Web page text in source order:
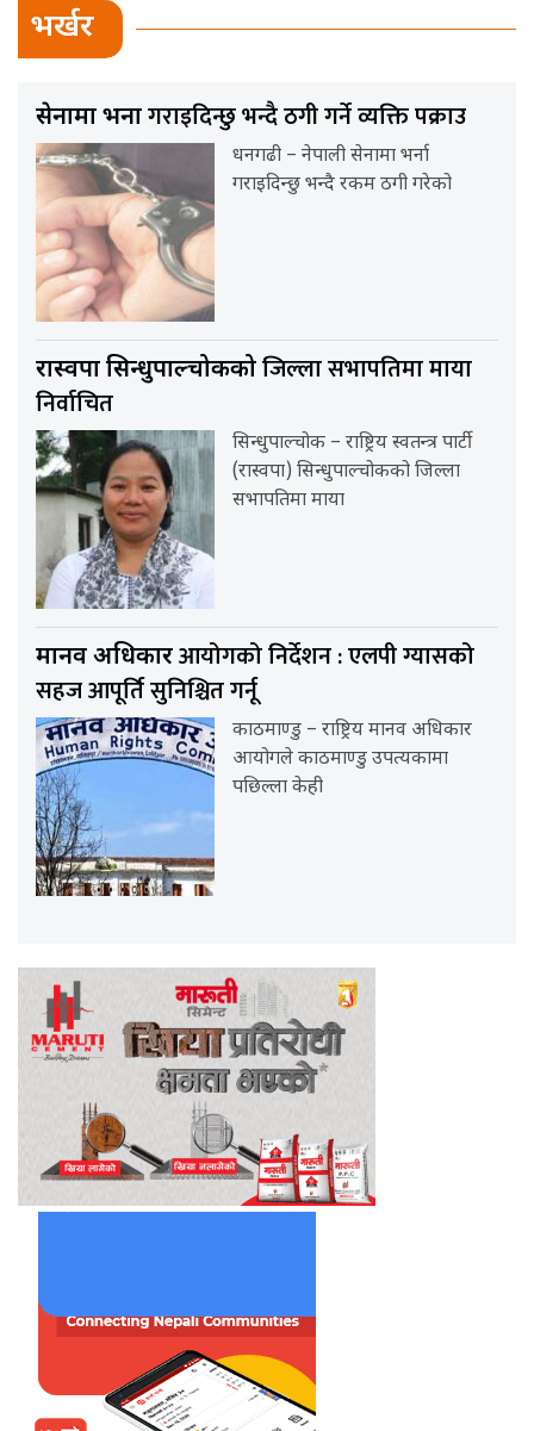
भर्खर
सेनामा भर्नागराइदिन्छु भन्दै ठगी गर्ने व्यक्ति पक्राउ
धनगढी – नेपाली सेनामा भर्ना
गराइदिन्छु भन्दै रकम ठगी गरेको
रास्वपा सिन्धुपाल्चोककोजिल्ला सभापतिमा माया
निर्वाचित
सिन्धुपाल्चोक – राष्ट्रिय स्वतन्त्र पार्टी
(रास्वपा) सिन्धुपाल्चोकको जिल्ला
सभापतिमा माया
मानव अधिकारआयोगको निर्देशन : एलपी ग्यासको
सहज आपूर्ति सुनिश्चित गर्नू
काठमाण्डु – राष्ट्रिय मानव अधिकार
आयोगले काठमाण्डु उपत्यकामा
पछिल्ला केही